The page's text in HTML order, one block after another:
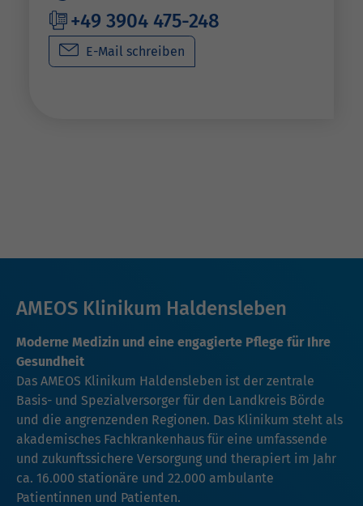
+49 3904 475-248
E-Mail schreiben
AMEOS Klinikum Haldensleben
Moderne Medizin und eine engagierte Pflege für Ihre
Gesundheit
Das AMEOS Klinikum Haldensleben ist der zentrale
Basis- und Spezialversorger für den Landkreis Börde
und die angrenzenden Regionen. Das Klinikum steht als
akademisches Fachkrankenhaus für eine umfassende
und zukunftssichere Versorgung und therapiert im Jahr
ca. 16.000 stationäre und 22.000 ambulante
Patientinnen und Patienten.